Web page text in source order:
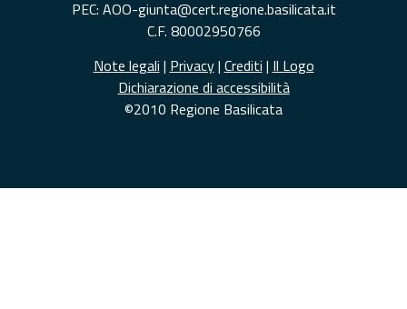
PEC: AOO-giunta@cert.regione.basilicata.it
C.F. 80002950766
Note legali | Privacy| Crediti | Il Logo
Dichiarazione di accessibilità
©2010 Regione Basilicata